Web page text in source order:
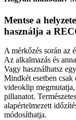
Mentse a
használja a
A mérkőzés során az
Az alkalmazás és
Vagy használhatsz
Mindkét esetben
videoklip
pillanatot.
alapértelmezett
módosíthatja.